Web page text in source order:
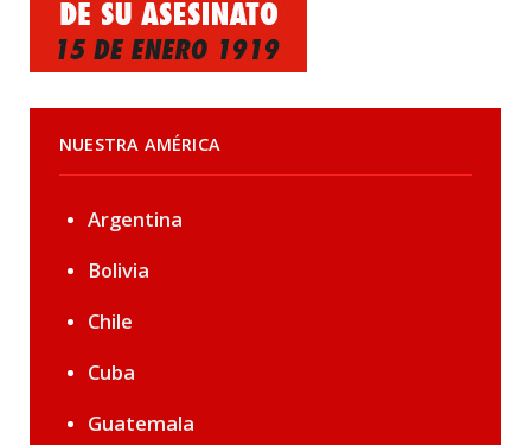
NUESTRA AMÉRICA
Argentina
Bolivia
Chile
Cuba
Guatemala